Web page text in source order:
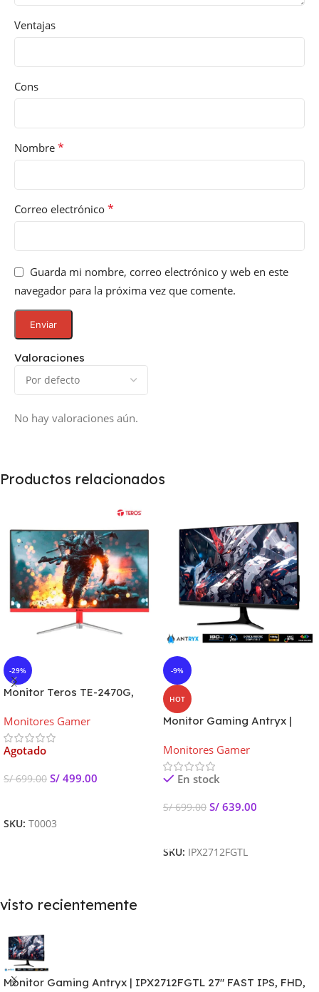
Valoraciones
No hay valoraciones aún.
Ventajas
Cons
Nombre *
Correo electrónico *
Guarda mi nombre, correo electrónico y web en este
navegador para la próxima vez que comente.
Productos relacionados
-29%
Monitor Teros TE-2470G,
HDMI, CURVO
Monitores Gamer
Agotado
S/699.00 S/ 499.00
SKU: T0003
-9%
HOT
Monitor Gaming Antryx |
FHD, 180Hz, 1ms G-Sync
Monitores Gamer
En stock
S/699.00 S/ 639.00
SKU: IPX2712FGTL
visto recientemente
Monitor Gaming Antryx | IPX2712FGTL 27″ FAST IPS, FHD,